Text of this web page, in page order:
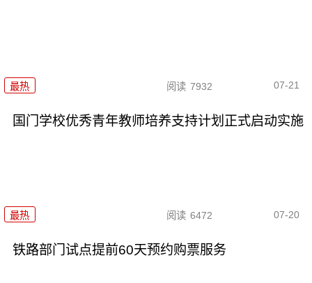
最热 阅读 7932 07-21
国门学校优秀青年教师培养支持计划正式启动实施
最热 阅读 6472 07-20
铁路部门试点提前60天预约购票服务